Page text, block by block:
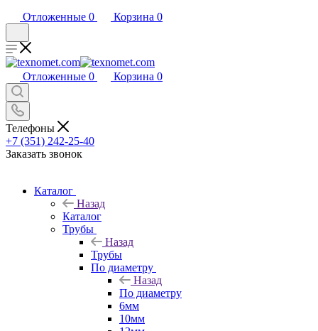
Отложенные 0 Корзина 0
Отложенные 0 Корзина 0
Телефоны
+7 (351) 242-25-40
Заказать звонок
Каталог
Назад
Каталог
Трубы
Назад
Трубы
По диаметру
Назад
По диаметру
6мм
10мм